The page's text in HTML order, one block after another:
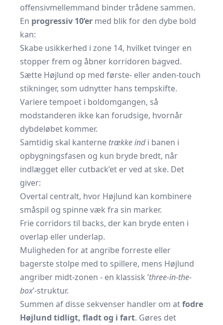
offensivmellemmand binder trådene sammen.
En progressiv 10’er med blik for den dybe bold
kan:
Skabe usikkerhed i zone 14, hvilket tvinger en
stopper frem og åbner korridoren bagved.
Sætte Højlund op med første- eller anden-touch
stikninger, som udnytter hans tempskifte.
Variere tempoet i boldomgangen, så
modstanderen ikke kan forudsige, hvornår
dybdeløbet kommer.
Samtidig skal kanterne trække indi banen i
opbygningsfasen og kun bryde bredt, når
indlægget eller cutback’et er ved at ske. Det
giver:
Overtal centralt, hvor Højlund kan kombinere
småspil og spinne væk fra sin marker.
Frie corridors til backs, der kan bryde enten i
overlap eller underlap.
Muligheden for at angribe forreste eller
bagerste stolpe med to spillere, mens Højlund
angriber midt-zonen - en klassisk ’three-in-the-
box’-struktur.
Summen af disse sekvenser handler om atfodre
Højlund tidligt, fladt og i fart. Gøres det